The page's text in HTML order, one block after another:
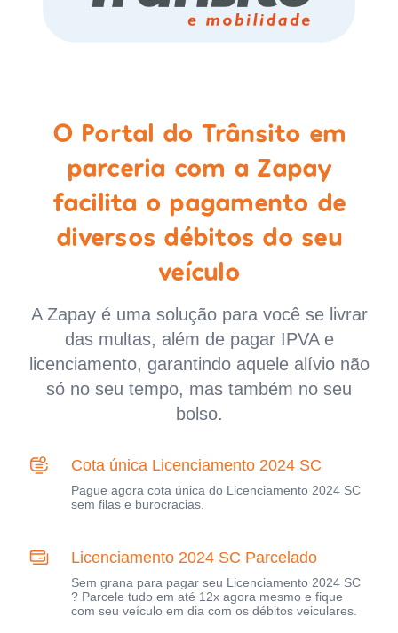
O Portal do Trânsito em
parceria com a Zapay
facilita o pagamento de
diversos débitos do seu
veículo
A Zapay é uma solução para você se livrar
das multas, além de pagar IPVA e
licenciamento, garantindo aquele alívio não
só no seu tempo, mas também no seu
bolso.
Cota única Licenciamento 2024 SC
Pague agora cota única do Licenciamento 2024 SC
sem filas e burocracias.
Licenciamento 2024 SC Parcelado
Sem grana para pagar seu Licenciamento 2024 SC
? Parcele tudo em até 12x agora mesmo e fique
com seu veículo em dia com os débitos veiculares.